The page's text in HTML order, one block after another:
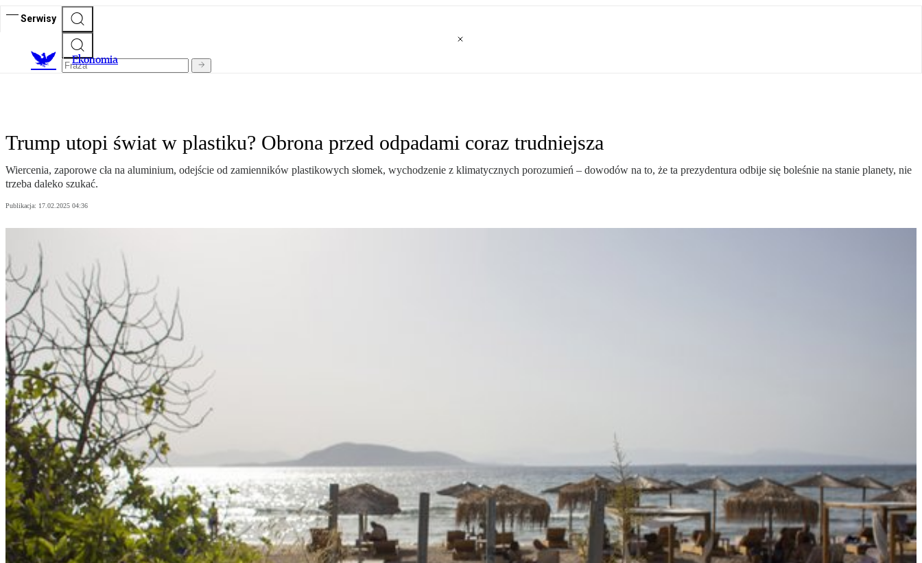
Serwisy
Ekonomia
Trump utopi świat w plastiku? Obrona przed odpadami coraz trudniejsza
Wiercenia, zaporowe cła na aluminium, odejście od zamienników plastikowych słomek, wychodzenie z klimatycznych porozumień – dowodów na to, że ta prezydentura odbije się boleśnie na stanie planety, nie
trzeba daleko szukać.
Publikacja: 17.02.2025 04:36